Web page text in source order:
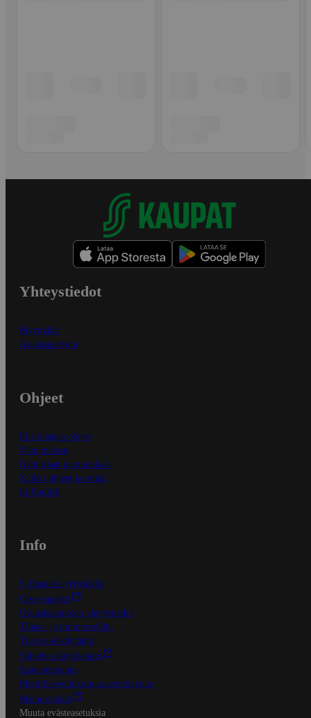
Yhteystiedot
Myymälät
Asiakaspalvelu
Ohjeet
Ensitilaajan ohjeet
Näin maksat
Näin tilaat ja muokkaat
Kaikki ohjeet ja vinkit
In English
Info
S-Business yrityksille
Oiva-raportit
Osuuskauppojen yhteystiedot
Tilaus- ja toimitusehdot
Tietosuojakäytäntö
Palvelun käyttöehdot
Saavutettavuus
Mobiilisovelluksen saavutettavuus
Mainostajalle
Muuta evästeasetuksia